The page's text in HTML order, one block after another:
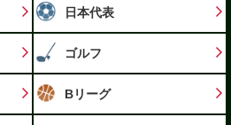
日本代表
ゴルフ
Bリーグ